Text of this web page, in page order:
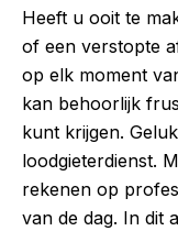
Heeft u ooit te
of een verstopte
op elk moment
kan behoorlijk
kunt krijgen.
loodgieterdienst.
rekenen op
van de dag. In dit